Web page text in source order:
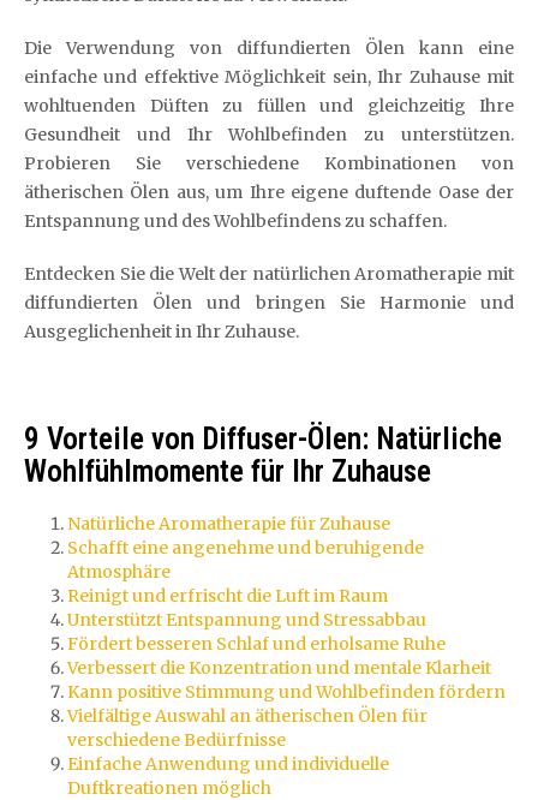
Die Verwendung von diffundierten Ölen kann eine
einfache und effektive Möglichkeit sein, Ihr Zuhause mit
wohltuenden Düften zu füllen und gleichzeitig Ihre
Gesundheit und Ihr Wohlbefinden zu unterstützen.
Probieren Sie verschiedene Kombinationen von
ätherischen Ölen aus, um Ihre eigene duftende Oase der
Entspannung und des Wohlbefindens zu schaffen.
Entdecken Sie die Welt der natürlichen Aromatherapie mit
diffundierten Ölen und bringen Sie Harmonie und
Ausgeglichenheit in Ihr Zuhause.
9 Vorteile von Diffuser-Ölen: Natürliche
Wohlfühlmomente für Ihr Zuhause
Natürliche Aromatherapie für Zuhause
Schafft eine angenehme und beruhigende
Atmosphäre
Reinigt und erfrischt die Luft im Raum
Unterstützt Entspannung und Stressabbau
Fördert besseren Schlaf und erholsame Ruhe
Verbessert die Konzentration und mentale Klarheit
Kann positive Stimmung und Wohlbefinden fördern
Vielfältige Auswahl an ätherischen Ölen für
verschiedene Bedürfnisse
Einfache Anwendung und individuelle
Duftkreationen möglich